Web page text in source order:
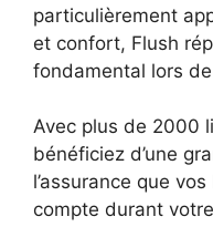
particulièrement
et confort, Flush
fondamental lors
Avec plus de 2000
bénéficiez d’une
l’assurance que
compte durant